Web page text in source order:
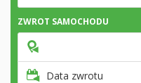
ZWROT SAMOCHODU
Data zwrotu